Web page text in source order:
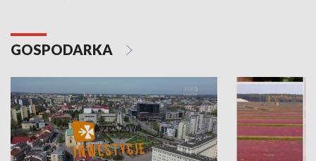
GOSPODARKA